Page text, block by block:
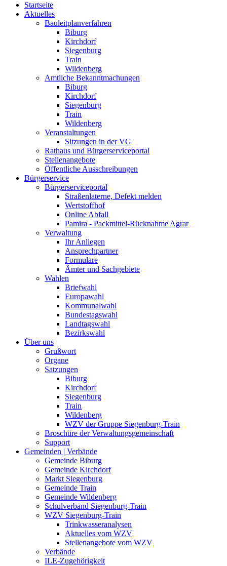
Startseite
Aktuelles
Bauleitplanverfahren
Biburg
Kirchdorf
Siegenburg
Train
Wildenberg
Amtliche Bekanntmachungen
Biburg
Kirchdorf
Siegenburg
Train
Wildenberg
Veranstaltungen
Sitzungen in der VG
Rathaus und Bürgerserviceportal
Stellenangebote
Öffentliche Ausschreibungen
Bürgerservice
Bürgerserviceportal
Straßenlaterne, Defekt melden
Wertstoffhof
Online Abfall
Pamira - Packmittel-Rücknahme Agrar
Verwaltung
Ihr Anliegen
Ansprechpartner
Formulare
Ämter und Sachgebiete
Wahlen
Briefwahl
Europawahl
Kommunalwahl
Bundestagswahl
Landtagswahl
Bezirkswahl
Über uns
Grußwort
Organe
Satzungen
Biburg
Kirchdorf
Siegenburg
Train
Wildenberg
WZV der Gruppe Siegenburg-Train
Broschüre der Verwaltungsgemeinschaft
Support
Gemeinden | Verbände
Gemeinde Biburg
Gemeinde Kirchdorf
Markt Siegenburg
Gemeinde Train
Gemeinde Wildenberg
Schulverband Siegenburg-Train
WZV Siegenburg-Train
Trinkwasseranalysen
Aktuelles vom WZV
Stellenangebote vom WZV
Verbände
ILE-Zugehörigkeit